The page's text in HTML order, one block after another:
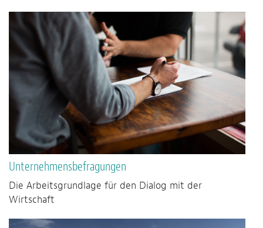
Unternehmensbefragungen
Die Arbeitsgrundlage für den Dialog mit der
Wirtschaft